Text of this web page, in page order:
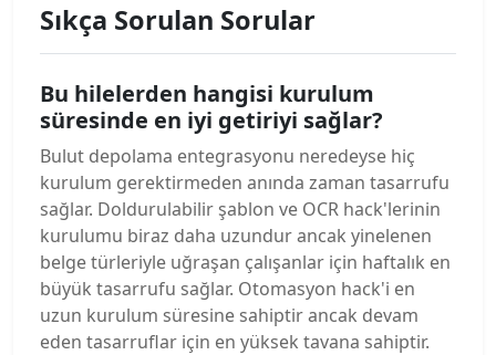
Sıkça Sorulan Sorular
Bu hilelerden hangisi kurulum
süresinde en iyi getiriyi sağlar?
Bulut depolama entegrasyonu neredeyse hiç
kurulum gerektirmeden anında zaman tasarrufu
sağlar. Doldurulabilir şablon ve OCR hack'lerinin
kurulumu biraz daha uzundur ancak yinelenen
belge türleriyle uğraşan çalışanlar için haftalık en
büyük tasarrufu sağlar. Otomasyon hack'i en
uzun kurulum süresine sahiptir ancak devam
eden tasarruflar için en yüksek tavana sahiptir.